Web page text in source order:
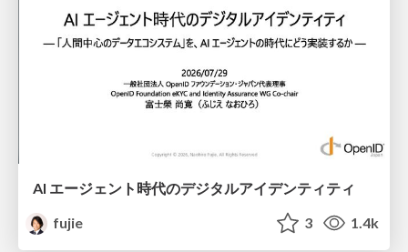
AI エージェント時代のデジタルアイデンティティ
fujie
3 1.4k